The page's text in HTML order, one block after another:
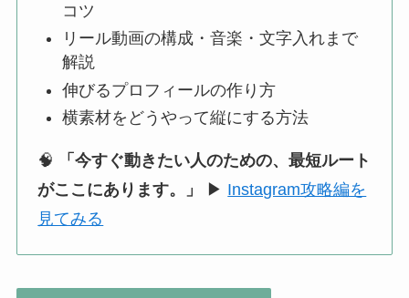
コツ
リール動画の構成・音楽・文字入れまで
解説
伸びるプロフィールの作り方
横素材をどうやって縦にする方法
🧠
「今すぐ動きたい人のための、最短ルート
がここにあります。」
▶ Instagram攻略編を
見てみる